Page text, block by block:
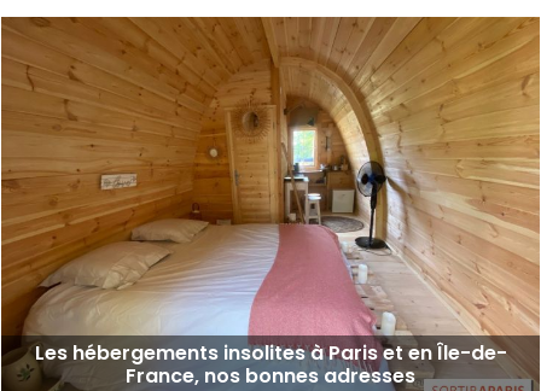
Les hébergements insolites à Paris et en Île-de-
France, nos bonnes adresses